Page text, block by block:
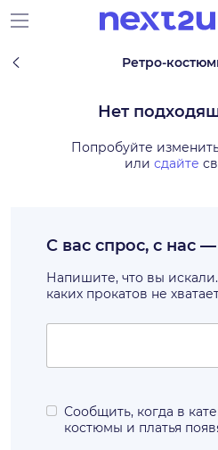
Ретро-
Нет
Попробуйте
или сдайте
С вас спрос, с нас
Напишите, что вы
каких прокатов не
Сообщить, когда в
костюмы и платья